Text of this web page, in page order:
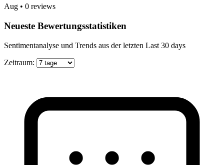
Aug • 0 reviews
Neueste Bewertungsstatistiken
Sentimentanalyse und Trends aus der letzten Last 30 days
Zeitraum: